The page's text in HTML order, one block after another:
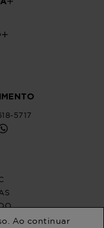
Ao continuar